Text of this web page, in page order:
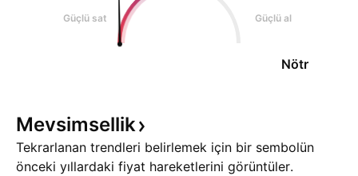
Güçlü sat Güçlü al
Nötr
Mevsimsellik
Tekrarlanan trendleri belirlemek için bir sembolün
önceki yıllardaki fiyat hareketlerini görüntüler.